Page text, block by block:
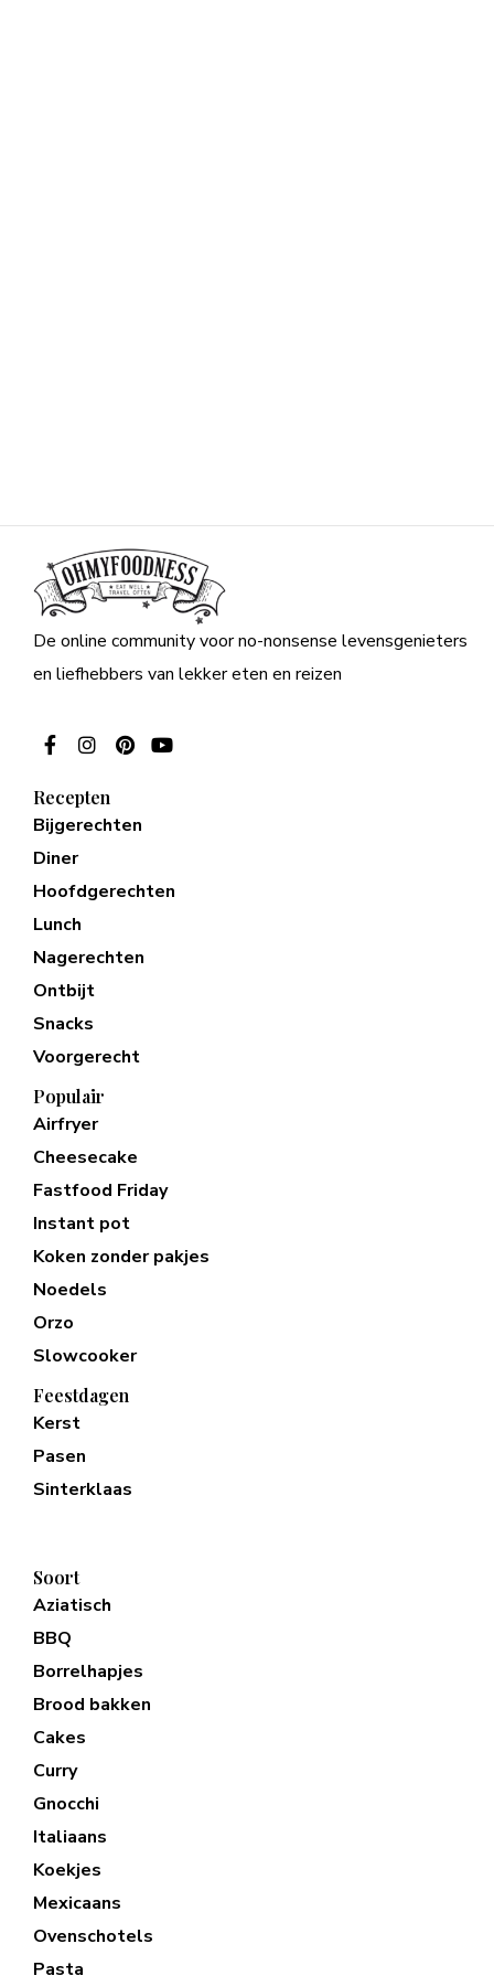
De online community voor no-nonsense levensgenieters
en liefhebbers van lekker eten en reizen
Recepten
Bijgerechten
Diner
Hoofdgerechten
Lunch
Nagerechten
Ontbijt
Snacks
Voorgerecht
Populair
Airfryer
Cheesecake
Fastfood Friday
Instant pot
Koken zonder pakjes
Noedels
Orzo
Slowcooker
Feestdagen
Kerst
Pasen
Sinterklaas
Soort
Aziatisch
BBQ
Borrelhapjes
Brood bakken
Cakes
Curry
Gnocchi
Italiaans
Koekjes
Mexicaans
Ovenschotels
Pasta